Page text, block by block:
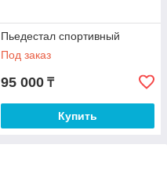
Пьедестал спортивный
Под заказ
95 000 ₸
Купить